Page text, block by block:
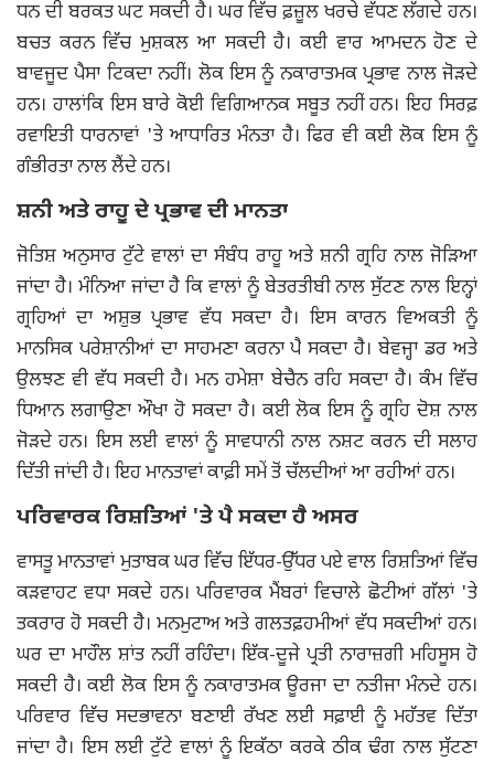
ਧਨ ਦੀ ਬਰਕਤ ਘਟ ਸਕਦੀ ਹੈ। ਘਰ ਵਿੱਚ ਫ਼ਜ਼ੂਲ ਖਰਚੇ ਵੱਧਣ ਲੱਗਦੇ ਹਨ।
ਬਚਤ ਕਰਨ ਵਿੱਚ ਮੁਸ਼ਕਲ ਆ ਸਕਦੀ ਹੈ। ਕਈ ਵਾਰ ਆਮਦਨ ਹੋਣ ਦੇ
ਬਾਵਜੂਦ ਪੈਸਾ ਟਿਕਦਾ ਨਹੀਂ। ਲੋਕ ਇਸ ਨੂੰ ਨਕਾਰਾਤਮਕ ਪ੍ਰਭਾਵ ਨਾਲ ਜੋੜਦੇ
ਹਨ। ਹਾਲਾਂਕਿ ਇਸ ਬਾਰੇ ਕੋਈ ਵਿਗਿਆਨਕ ਸਬੂਤ ਨਹੀਂ ਹਨ। ਇਹ ਸਿਰਫ਼
ਰਵਾਇਤੀ ਧਾਰਨਾਵਾਂ 'ਤੇ ਆਧਾਰਿਤ ਮੰਨਤਾ ਹੈ। ਫਿਰ ਵੀ ਕਈ ਲੋਕ ਇਸ ਨੂੰ
ਗੰਭੀਰਤਾ ਨਾਲ ਲੈਂਦੇ ਹਨ।
ਸ਼ਨੀ ਅਤੇ ਰਾਹੂ ਦੇ ਪ੍ਰਭਾਵ ਦੀ ਮਾਨਤਾ
ਜੋਤਿਸ਼ ਅਨੁਸਾਰ ਟੁੱਟੇ ਵਾਲਾਂ ਦਾ ਸੰਬੰਧ ਰਾਹੂ ਅਤੇ ਸ਼ਨੀ ਗ੍ਰਹਿ ਨਾਲ ਜੋੜਿਆ
ਜਾਂਦਾ ਹੈ। ਮੰਨਿਆ ਜਾਂਦਾ ਹੈ ਕਿ ਵਾਲਾਂ ਨੂੰ ਬੇਤਰਤੀਬੀ ਨਾਲ ਸੁੱਟਣ ਨਾਲ ਇਨ੍ਹਾਂ
ਗ੍ਰਹਿਆਂ ਦਾ ਅਸ਼ੁਭ ਪ੍ਰਭਾਵ ਵੱਧ ਸਕਦਾ ਹੈ। ਇਸ ਕਾਰਨ ਵਿਅਕਤੀ ਨੂੰ
ਮਾਨਸਿਕ ਪਰੇਸ਼ਾਨੀਆਂ ਦਾ ਸਾਹਮਣਾ ਕਰਨਾ ਪੈ ਸਕਦਾ ਹੈ। ਬੇਵਜ੍ਹਾ ਡਰ ਅਤੇ
ਉਲਝਣ ਵੀ ਵੱਧ ਸਕਦੀ ਹੈ। ਮਨ ਹਮੇਸ਼ਾ ਬੇਚੈਨ ਰਹਿ ਸਕਦਾ ਹੈ। ਕੰਮ ਵਿੱਚ
ਧਿਆਨ ਲਗਾਉਣਾ ਔਖਾ ਹੋ ਸਕਦਾ ਹੈ। ਕਈ ਲੋਕ ਇਸ ਨੂੰ ਗ੍ਰਹਿ ਦੋਸ਼ ਨਾਲ
ਜੋੜਦੇ ਹਨ। ਇਸ ਲਈ ਵਾਲਾਂ ਨੂੰ ਸਾਵਧਾਨੀ ਨਾਲ ਨਸ਼ਟ ਕਰਨ ਦੀ ਸਲਾਹ
ਦਿੱਤੀ ਜਾਂਦੀ ਹੈ। ਇਹ ਮਾਨਤਾਵਾਂ ਕਾਫ਼ੀ ਸਮੇਂ ਤੋਂ ਚੱਲਦੀਆਂ ਆ ਰਹੀਆਂ ਹਨ।
ਪਰਿਵਾਰਕ ਰਿਸ਼ਤਿਆਂ 'ਤੇ ਪੈ ਸਕਦਾ ਹੈ ਅਸਰ
ਵਾਸਤੂ ਮਾਨਤਾਵਾਂ ਮੁਤਾਬਕ ਘਰ ਵਿੱਚ ਇੱਧਰ-ਉੱਧਰ ਪਏ ਵਾਲ ਰਿਸ਼ਤਿਆਂ ਵਿੱਚ
ਕੜਵਾਹਟ ਵਧਾ ਸਕਦੇ ਹਨ। ਪਰਿਵਾਰਕ ਮੈਂਬਰਾਂ ਵਿਚਾਲੇ ਛੋਟੀਆਂ ਗੱਲਾਂ 'ਤੇ
ਤਕਰਾਰ ਹੋ ਸਕਦੀ ਹੈ। ਮਨਮੁਟਾਅ ਅਤੇ ਗਲਤਫ਼ਹਮੀਆਂ ਵੱਧ ਸਕਦੀਆਂ ਹਨ।
ਘਰ ਦਾ ਮਾਹੌਲ ਸ਼ਾਂਤ ਨਹੀਂ ਰਹਿੰਦਾ। ਇੱਕ-ਦੂਜੇ ਪ੍ਰਤੀ ਨਾਰਾਜ਼ਗੀ ਮਹਿਸੂਸ ਹੋ
ਸਕਦੀ ਹੈ। ਕਈ ਲੋਕ ਇਸ ਨੂੰ ਨਕਾਰਾਤਮਕ ਊਰਜਾ ਦਾ ਨਤੀਜਾ ਮੰਨਦੇ ਹਨ।
ਪਰਿਵਾਰ ਵਿੱਚ ਸਦਭਾਵਨਾ ਬਣਾਈ ਰੱਖਣ ਲਈ ਸਫ਼ਾਈ ਨੂੰ ਮਹੱਤਵ ਦਿੱਤਾ
ਜਾਂਦਾ ਹੈ। ਇਸ ਲਈ ਟੁੱਟੇ ਵਾਲਾਂ ਨੂੰ ਇਕੱਠਾ ਕਰਕੇ ਠੀਕ ਢੰਗ ਨਾਲ ਸੁੱਟਣਾ